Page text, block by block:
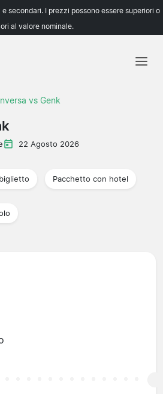
secondari. I prezzi possono essere superiori o
al valore nominale.
vs Genk
22 Agosto 2026
Pacchetto con hotel